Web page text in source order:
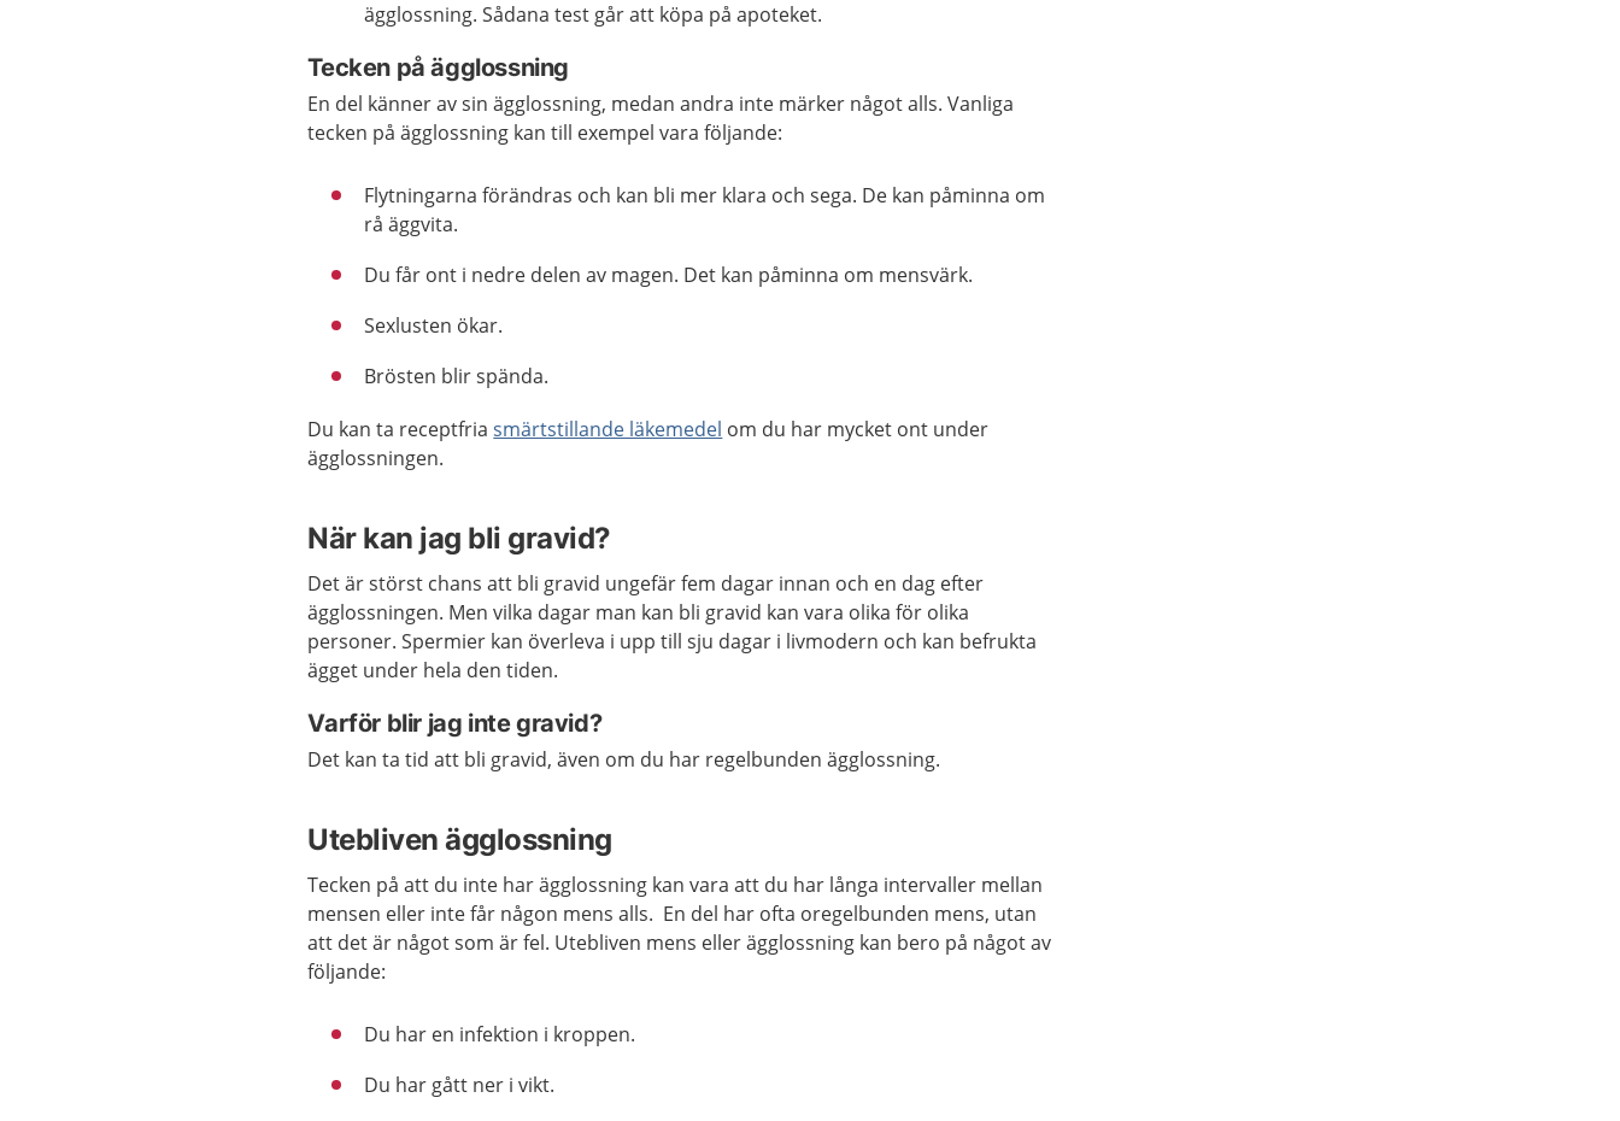
ägglossning. Sådana test går att köpa på apoteket.
Tecken på ägglossning
En del känner av sin ägglossning, medan andra inte märker något alls. Vanliga
tecken på ägglossning kan till exempel vara följande:
Flytningarna förändras och kan bli mer klara och sega. De kan påminna om
rå äggvita.
Du får ont i nedre delen av magen. Det kan påminna om mensvärk.
Sexlusten ökar.
Brösten blir spända.
Du kan ta receptfriasmärtstillande läkemedel om du har mycket ont under
ägglossningen.
När kan jag bli gravid?
Det är störst chans att bli gravid ungefär fem dagar innan och en dag efter
ägglossningen. Men vilka dagar man kan bli gravid kan vara olika för olika
personer. Spermier kan överleva i upp till sju dagar i livmodern och kan befrukta
ägget under hela den tiden.
Varför blir jag inte gravid?
Det kan ta tid att bli gravid, även om du har regelbunden ägglossning.
Utebliven ägglossning
Tecken på att du inte har ägglossning kan vara att du har långa intervaller mellan
mensen eller inte får någon mens alls. En del har ofta oregelbunden mens, utan
att det är något som är fel. Utebliven mens eller ägglossning kan bero på något av
följande:
Du har en infektion i kroppen.
Du har gått ner i vikt.